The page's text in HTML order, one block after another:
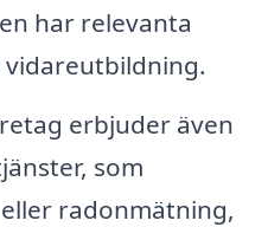
har relevanta
erbjuder även
som
radonmätning,